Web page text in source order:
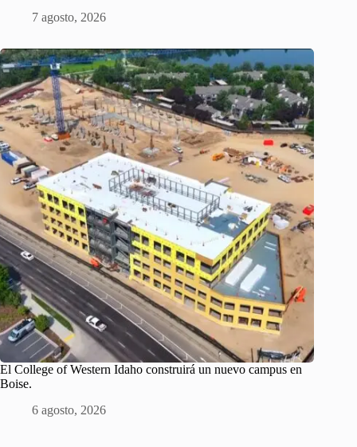
7 agosto, 2026
El College of Western Idaho construirá un nuevo campus en
Boise.
6 agosto, 2026